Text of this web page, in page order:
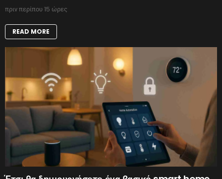
πριν περίπου 15 ώρες
READ MORE